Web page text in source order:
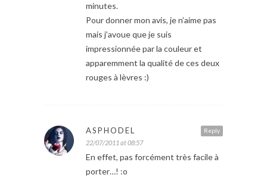
minutes.
Pour donner mon avis, je n’aime pas
mais j’avoue que je suis
impressionnée par la couleur et
apparemment la qualité de ces deux
rouges à lèvres :)
Reply
ASPHODEL
22/07/2011 at 08:57
En effet, pas forcément très facile à
porter…! :o